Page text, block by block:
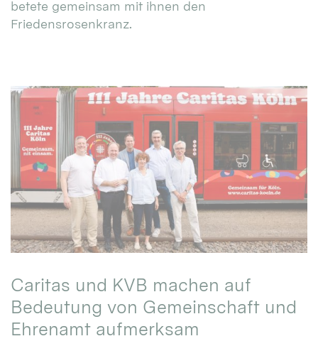
betete gemeinsam mit ihnen den
Friedensrosenkranz.
Caritas und KVB machen auf
Bedeutung von Gemeinschaft und
Ehrenamt aufmerksam